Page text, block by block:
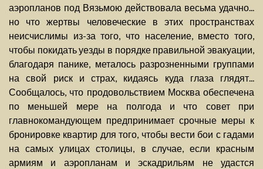
аэропланов под Вязьмою действовала весьма удачно...
но что жертвы человеческие в этих пространствах
неисчислимы из-за того, что население, вместо того,
чтобы покидать уезды в порядке правильной эвакуации,
благодаря панике, металось разрозненными группами
на свой риск и страх, кидаясь куда глаза глядят...
Сообщалось, что продовольствием Москва обеспечена
по меньшей мере на полгода и что совет при
главнокомандующем предпринимает срочные меры к
бронировке квартир для того, чтобы вести бои с гадами
на самых улицах столицы, в случае, если красным
армиям и аэропланам и эскадрильям не удастся